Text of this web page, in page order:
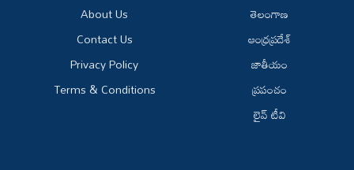
About Us
Contact Us
Privacy Policy
Terms & Conditions
తెలంగాణ
ఆంధ్రప్రదేశ్
జాతీయం
ప్రపంచం
లైవ్ టీవి